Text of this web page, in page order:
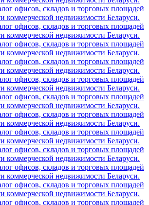
офисов, складов и торговых площадей
коммерческой недвижимости Беларуси.
офисов, складов и торговых площадей
коммерческой недвижимости Беларуси.
офисов, складов и торговых площадей
коммерческой недвижимости Беларуси.
офисов, складов и торговых площадей
коммерческой недвижимости Беларуси.
офисов, складов и торговых площадей
коммерческой недвижимости Беларуси.
офисов, складов и торговых площадей
коммерческой недвижимости Беларуси.
офисов, складов и торговых площадей
коммерческой недвижимости Беларуси.
офисов, складов и торговых площадей
коммерческой недвижимости Беларуси.
офисов, складов и торговых площадей
коммерческой недвижимости Беларуси.
офисов, складов и торговых площадей
коммерческой недвижимости Беларуси.
офисов, складов и торговых площадей
коммерческой недвижимости Беларуси.
офисов, складов и торговых площадей